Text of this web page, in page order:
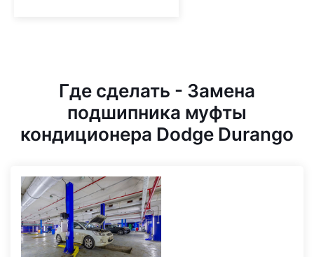
Где сделать - Замена
подшипника муфты
кондиционера Dodge Durango